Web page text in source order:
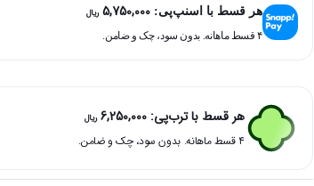
آبی
کارولینا
هر قسط با اسنپ‌پی: 5,750,000 ریال
۴ قسط ماهانه. بدون سود، چک و ضامن.
هر قسط با ترب‌پی: 6,250,000 ریال
۴ قسط ماهانه. بدون سود، چک و ضامن.